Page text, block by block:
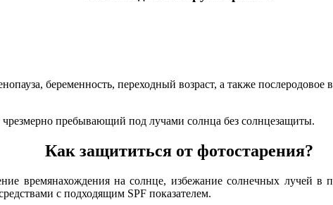
беременность, переходный возраст, а также послеродовое
пребывающий под лучами солнца без солнцезащиты.
Как защититься от фотостарения?
времянахождения на солнце, избежание солнечных лучей в
с подходящим SPF показателем.